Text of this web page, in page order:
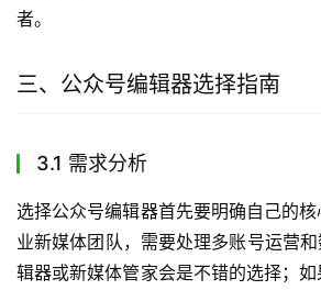
者。
三、公众号编辑器选择指南
3.1 需求分析
选择公众号编辑器首先要明确自己的
业新媒体团队，需要处理多账号运营
辑器或新媒体管家会是不错的选择；如